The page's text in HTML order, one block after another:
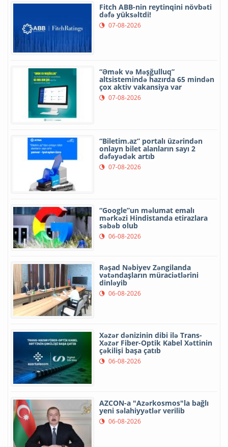
Fitch ABB-nin reytinqini növbəti
dəfə yüksəltdi!
07-08-2026
“Əmək və Məşğulluq”
altsistemində hazırda 65 mindən
çox aktiv vakansiya var
07-08-2026
“Biletim.az” portalı üzərindən
onlayn bilet alanların sayı 2
dəfəyədək artıb
07-08-2026
“Google”un məlumat emalı
mərkəzi Hindistanda etirazlara
səbəb olub
06-08-2026
Rəşad Nəbiyev Zəngilanda
vətəndaşların müraciətlərini
dinləyib
06-08-2026
Xəzər dənizinin dibi ilə Trans-
Xəzər Fiber-Optik Kabel Xəttinin
çəkilişi başa çatıb
06-08-2026
AZCON-a "Azərkosmos"la bağlı
yeni səlahiyyətlər verilib
06-08-2026